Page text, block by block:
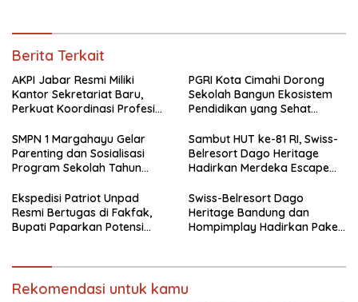
Berita Terkait
AKPI Jabar Resmi Miliki
Kantor Sekretariat Baru,
Perkuat Koordinasi Profesi
PGRI Kota Cimahi Dorong
Sekolah Bangun Ekosistem
Pendidikan yang Sehat
SMPN 1 Margahayu Gelar
Parenting dan Sosialisasi
Program Sekolah Tahun
Sambut HUT ke-81 RI, Swiss-
Belresort Dago Heritage
Hadirkan Merdeka Escape
Ekspedisi Patriot Unpad
Resmi Bertugas di Fakfak,
Bupati Paparkan Potensi
Swiss-Belresort Dago
Heritage Bandung dan
Hompimplay Hadirkan Paket
Rekomendasi untuk kamu